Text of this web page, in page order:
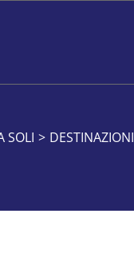
SOLI > DESTINAZIONI